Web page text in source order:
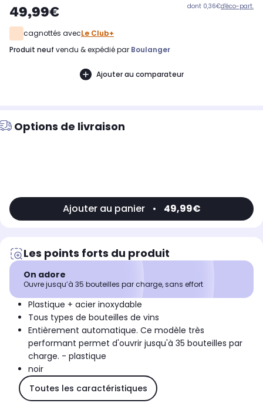
49,99€ dont 0,36€d'éco-part.
cagnottés avecLe Club+
produit neuf vendu & expédié par Boulanger
Ajouter au comparateur
Options de livraison
Ajouter au panier • 49,99€
Les points forts du produit
On adore
Ouvre jusqu’à 35 bouteilles par charge, sans effort
Plastique + acier inoxydable
Tous types de bouteilles de vins
Entièrement automatique. Ce modèle très
performant permet d'ouvrir jusqu'à 35 bouteilles par
charge. - plastique
noir
Toutes les caractéristiques